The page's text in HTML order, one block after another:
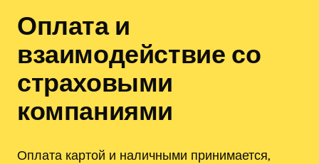
Оплата и
взаимодействие со
страховыми
компаниями
Оплата картой и наличными принимается,